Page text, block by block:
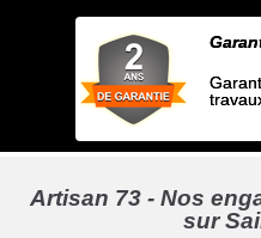
Artisan 73 - Nos
sur